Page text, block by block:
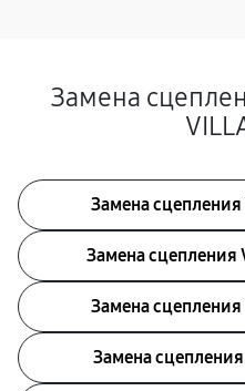
Замена
Замена сцепления
Замена сцепления
Замена сцепления
Замена сцепления